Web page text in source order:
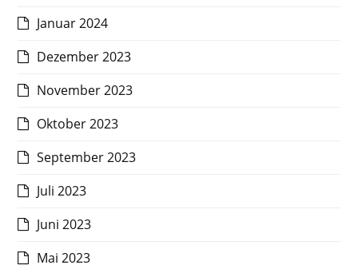
Januar 2024
Dezember 2023
November 2023
Oktober 2023
September 2023
Juli 2023
Juni 2023
Mai 2023